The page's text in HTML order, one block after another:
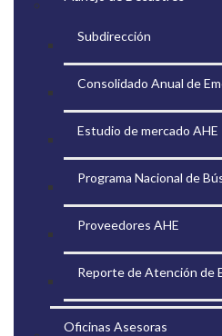
Subdirección
Consolidado Anual de
Estudio de mercado AHE
Programa Nacional de
Proveedores AHE
Reporte de Atención de
Oficinas Asesoras